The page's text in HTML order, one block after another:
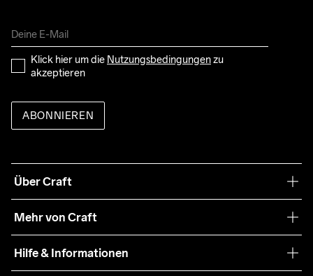
Klick hier um die Nutzungsbedingungen zu
akzeptieren
ABONNIEREN
Über Craft
Nachhaltigkeit
Mehr von Craft
Teamwear
Hilfe & Informationen